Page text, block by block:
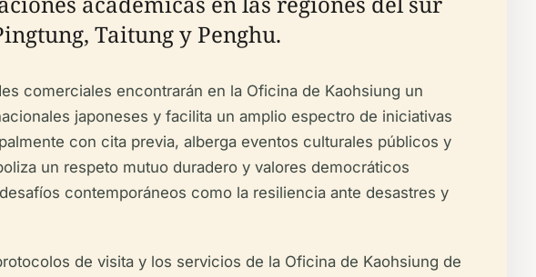
Taitung y Penghu.
comerciales encontrarán en la Oficina de Kaohsiung un
japoneses y facilita un amplio espectro de iniciativas
con cita previa, alberga eventos culturales públicos y
un respeto mutuo duradero y valores democráticos
contemporáneos como la resiliencia ante desastres y
de visita y los servicios de la Oficina de Kaohsiung de